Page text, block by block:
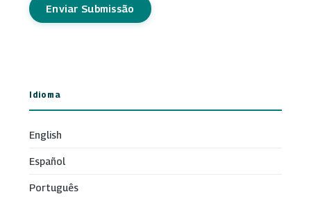
Enviar Submissão
Idioma
English
Español
Português